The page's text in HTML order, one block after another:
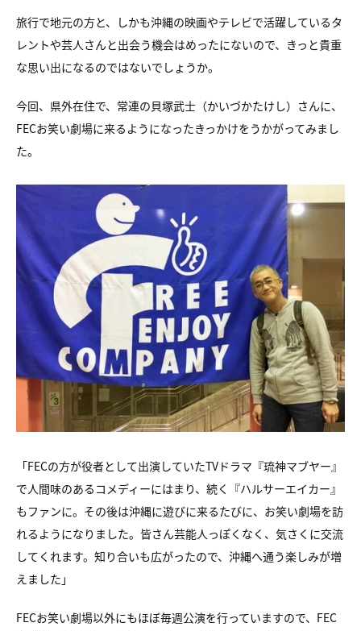
旅行で地元の方と、しかも沖縄の映画やテレビで活躍しているタ
レントや芸人さんと出会う機会はめったにないので、きっと貴重
な思い出になるのではないでしょうか。
今回、県外在住で、常連の貝塚武士（かいづかたけし）さんに、
FECお笑い劇場に来るようになったきっかけをうかがってみまし
た。
「FECの方が役者として出演していたTVドラマ『琉神マブヤー』
で人間味のあるコメディーにはまり、続く『ハルサーエイカー』
もファンに。その後は沖縄に遊びに来るたびに、お笑い劇場を訪
れるようになりました。皆さん芸能人っぽくなく、気さくに交流
してくれます。知り合いも広がったので、沖縄へ通う楽しみが増
えました」
FECお笑い劇場以外にもほぼ毎週公演を行っていますので、FEC